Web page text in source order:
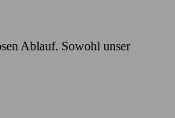
Ablauf. Sowohl unser